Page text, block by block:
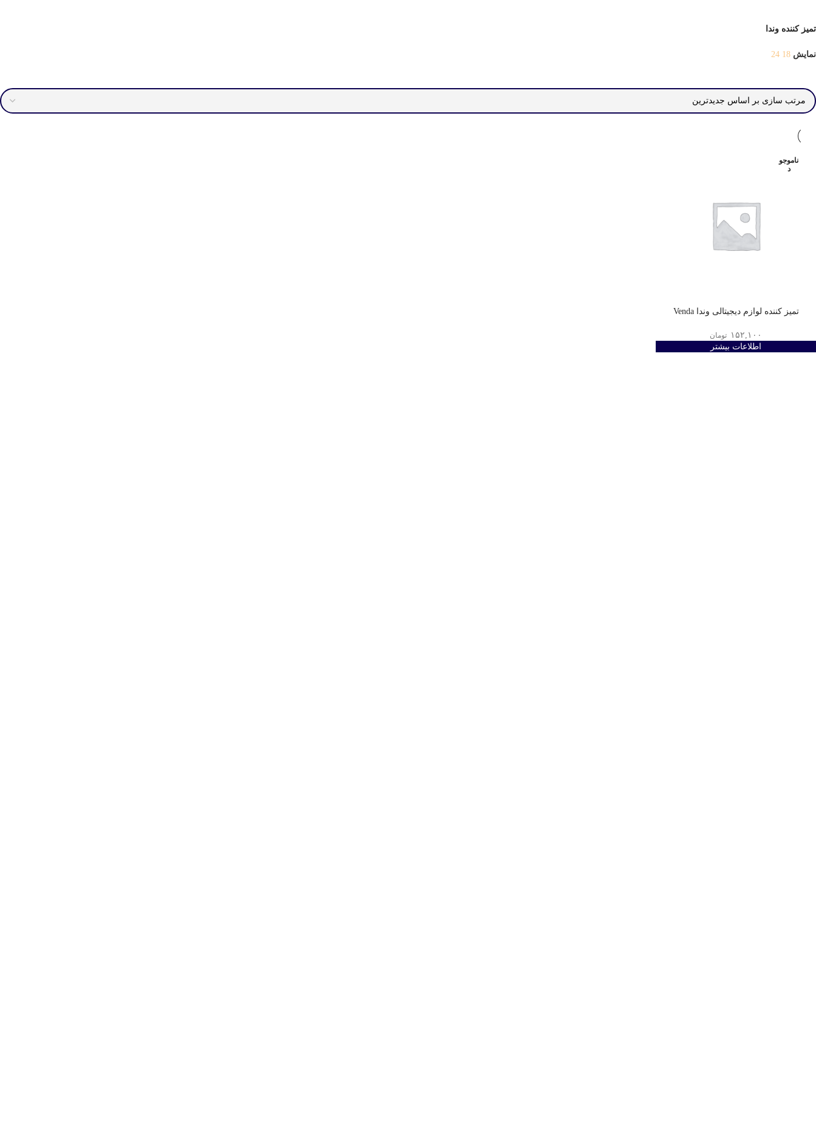
تمیز کننده وندا
نمایش 18
24
ناموجو
د
تمیز کننده لوازم دیجیتالی وندا Venda
۱۵۲,۱۰۰ تومان
اطلاعات بیشتر